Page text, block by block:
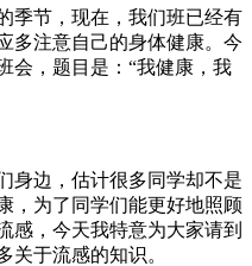
季节，现在，我们班已经有
多注意自己的身体健康。今
会，题目是：“我健康，我
身边，估计很多同学却不是
，为了同学们能更好地照顾
感，今天我特意为大家请到
关于流感的知识。